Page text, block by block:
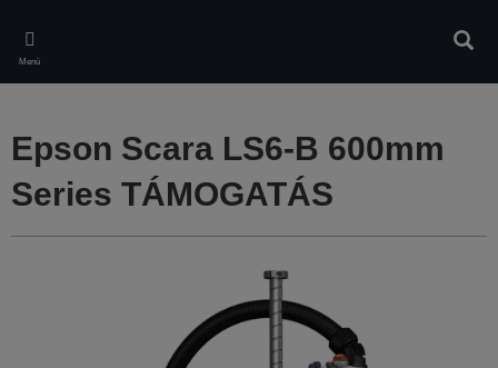
main
content
Menü
Epson Scara LS6-B 600mm
Series TÁMOGATÁS